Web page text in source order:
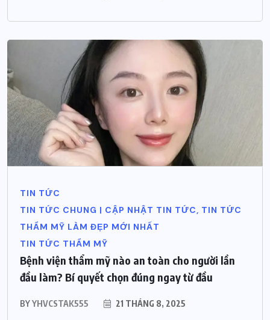
TIN TỨC
TIN TỨC CHUNG | CẬP NHẬT TIN TỨC, TIN TỨC
THẨM MỸ LÀM ĐẸP MỚI NHẤT
TIN TỨC THẨM MỸ
Bệnh viện thẩm mỹ nào an toàn cho người lần
đầu làm? Bí quyết chọn đúng ngay từ đầu
BYYHVCSTAK555 21 THÁNG 8, 2025